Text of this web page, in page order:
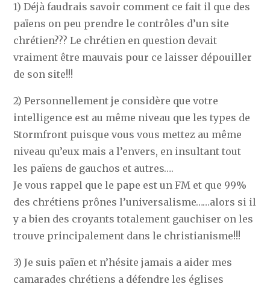
1) Déjà faudrais savoir comment ce fait il que des
païens on peu prendre le contrôles d’un site
chrétien??? Le chrétien en question devait
vraiment être mauvais pour ce laisser dépouiller
de son site!!!
2) Personnellement je considère que votre
intelligence est au même niveau que les types de
Stormfront puisque vous vous mettez au même
niveau qu’eux mais a l’envers, en insultant tout
les païens de gauchos et autres….
Je vous rappel que le pape est un FM et que 99%
des chrétiens prônes l’universalisme……alors si il
y a bien des croyants totalement gauchiser on les
trouve principalement dans le christianisme!!!
3) Je suis païen et n’hésite jamais a aider mes
camarades chrétiens a défendre les églises